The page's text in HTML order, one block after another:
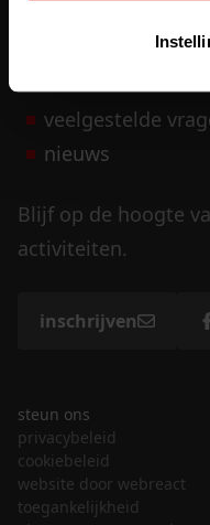
veelgestelde
nieuws
Blijf op de hoogte
activiteiten.
inschrijven
steun ons
privacybeleid
cookiebeleid
website door webreact
toegankelijkheid